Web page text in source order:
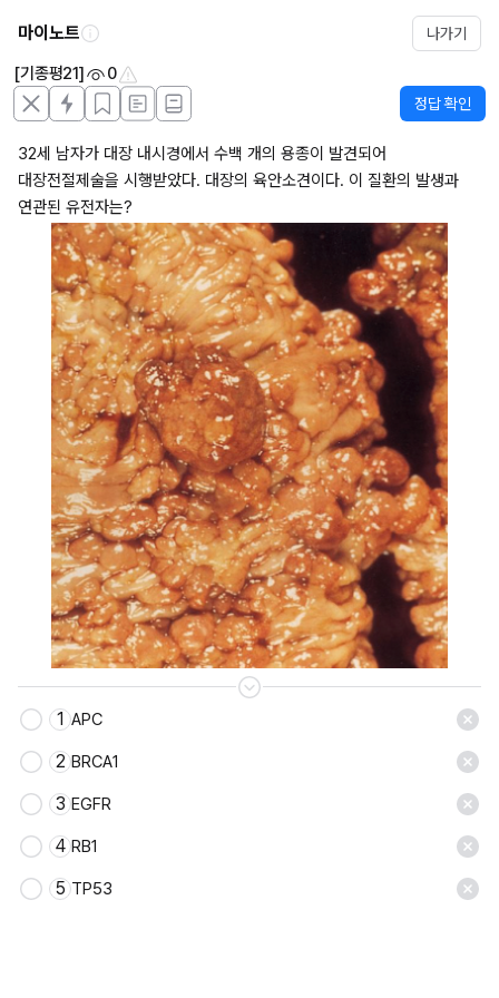
마이노트 나가기
[기종평21] 0
정답 확인
32세 남자가 대장 내시경에서 수백 개의 용종이 발견되어
대장전절제술을 시행받았다. 대장의 육안소견이다. 이 질환의 발생과
연관된 유전자는?
저장
1 APC
2 BRCA1
3 EGFR
4 RB1
5 TP53